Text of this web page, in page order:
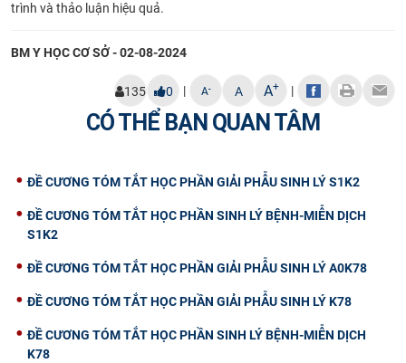
trình và thảo luận hiệu quả.
BM Y HỌC CƠ SỞ - 02-08-2024
135 0 | A- A A+ |
CÓ THỂ BẠN QUAN TÂM
ĐỀ CƯƠNG TÓM TẮT HỌC PHẦN GIẢI PHẪU SINH LÝ S1K2
ĐỀ CƯƠNG TÓM TẮT HỌC PHẦN SINH LÝ BỆNH-MIỄN DỊCH
S1K2
ĐỀ CƯƠNG TÓM TẮT HỌC PHẦN GIẢI PHẪU SINH LÝ A0K78
ĐỀ CƯƠNG TÓM TẮT HỌC PHẦN GIẢI PHẪU SINH LÝ K78
ĐỀ CƯƠNG TÓM TẮT HỌC PHẦN SINH LÝ BỆNH-MIỄN DỊCH
K78